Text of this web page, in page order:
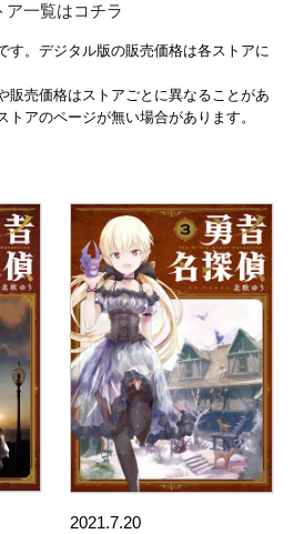
ア一覧はコチラ
す。デジタル版の販売価格は各ストアに
販売価格はストアごとに異なることがあ
トアのページが無い場合があります。
2021.7.20